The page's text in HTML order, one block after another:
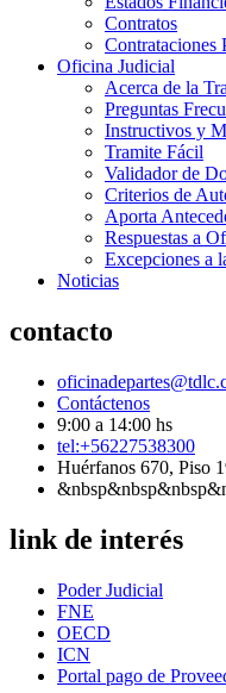
Contratos
Contrataciones
Oficina Judicial
Acerca de la
Preguntas
Instructivos y
Tramite Fácil
Validador de
Criterios de
Aporta
Respuestas a
Excepciones a
Noticias
contacto
Contáctenos
9:00 a 14:00 hs
tel:+56227538300
Huérfanos 670, Piso
link de interés
Poder Judicial
FNE
OECD
ICN
Portal pago de